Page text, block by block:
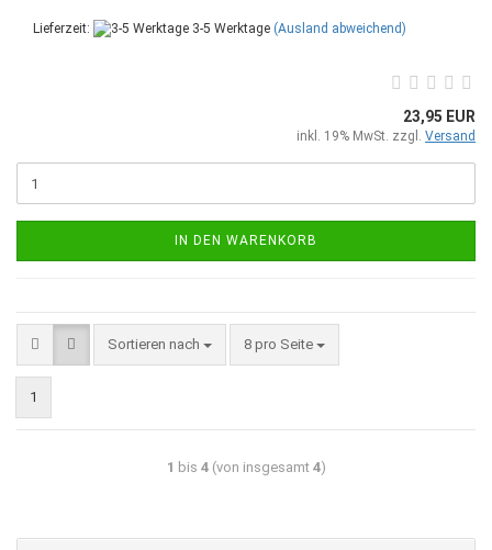
Lieferzeit: 3-5 Werktage (Ausland abweichend)
23,95 EUR
inkl. 19% MwSt. zzgl. Versand
IN DEN WARENKORB
Sortieren nach 8 pro Seite
1
1 bis 4(von insgesamt 4)